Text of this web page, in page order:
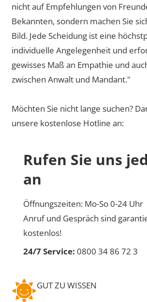
nicht auf Empfehlungen von
Bekannten, sondern machen Sie
Bild. Jede Scheidung ist eine
individuelle Angelegenheit und
gewisses Maß an Empathie und
zwischen Anwalt und Mandant."
Möchten Sie nicht lange suchen?
unsere kostenlose Hotline an:
Rufen Sie uns
an
Öffnungszeiten: Mo-So 0-24 Uhr
Anruf und Gespräch sind
kostenlos!
24/7 Service: 0800 34 86 72 3
GUT ZU WISSEN